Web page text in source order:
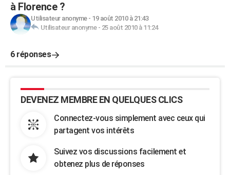
à Florence ?
Utilisateur anonyme- 19 août 2010 à 21:43
Utilisateur anonyme- 25 août 2010 à 11:24
6 réponses
DEVENEZ MEMBRE EN QUELQUES CLICS
Connectez-vous simplement avec ceux qui
partagent vos intérêts
Suivez vos discussions facilement et
obtenez plus de réponses